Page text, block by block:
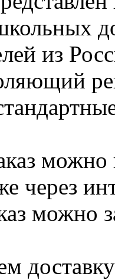
из
можно
через
можно